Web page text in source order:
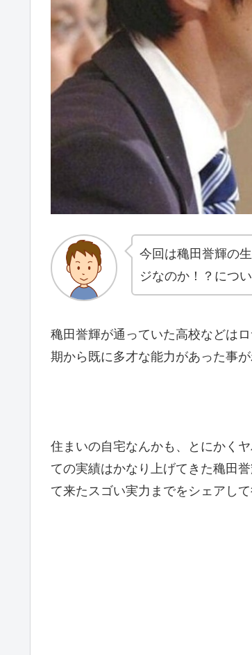
今回は穐田誉輝の
ジなのか！？につ
穐田誉輝が通っていた高校などは
期から既に多才な能力があった事が
住まいの自宅なんかも、とにかく
ての実績はかなり上げてきた穐田
て来たスゴい実力までをシェアし